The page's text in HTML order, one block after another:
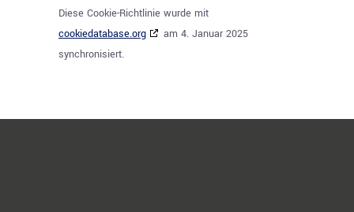
Diese Cookie-Richtlinie wurde mit
cookiedatabase.org
am 4. Januar 2025
synchronisiert.